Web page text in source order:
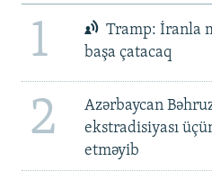
1
Tramp: İranla
başa çatacaq
2
Azərbaycan
ekstradisiyası
etməyib